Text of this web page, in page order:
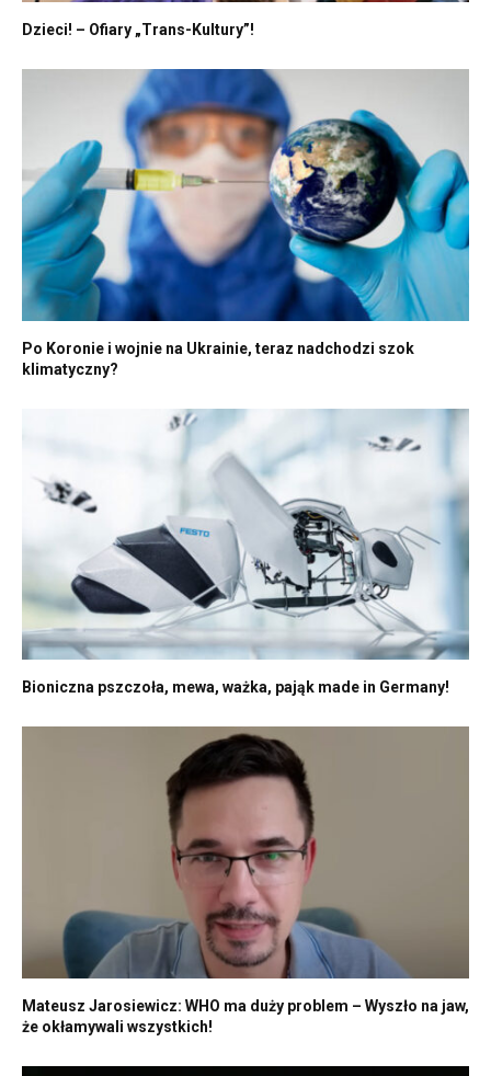
Dzieci! – Ofiary „Trans-Kultury”!
Po Koronie i wojnie na Ukrainie, teraz nadchodzi szok
klimatyczny?
Bioniczna pszczoła, mewa, ważka, pająk made in Germany!
Mateusz Jarosiewicz: WHO ma duży problem – Wyszło na jaw,
że okłamywali wszystkich!